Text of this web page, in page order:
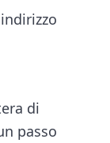
di
passo